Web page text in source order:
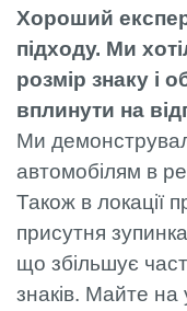
Хороший
підходу. Ми
розмір знаку і
вплинути на
Ми
автомобілям в
Також в локації
присутня
що збільшує
знаків. Майте на